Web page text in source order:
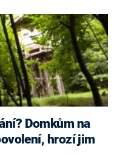
Domkům na
hrozí jim